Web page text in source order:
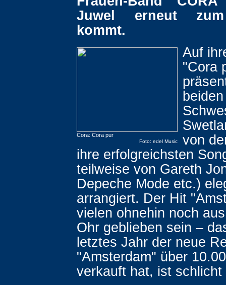
Juwel erneut
kommt.
Cora: Cora pur
Foto: edel Music
Auf
"Cora
von
ihre erfolgreichsten
teilweise von Gareth
Depeche Mode etc.)
arrangiert. Der Hit
vielen ohnehin noch
Ohr geblieben sein –
letztes Jahr der neue
"Amsterdam" über
verkauft hat, ist